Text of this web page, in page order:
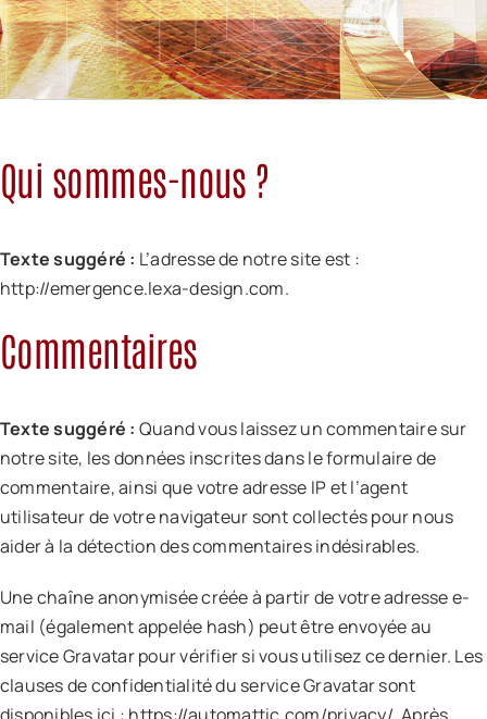
Qui sommes-nous ?
Texte suggéré : L’adresse de notre site est :
http://emergence.lexa-design.com.
Commentaires
Texte suggéré : Quand vous laissez un commentaire sur
notre site, les données inscrites dans le formulaire de
commentaire, ainsi que votre adresse IP et l’agent
utilisateur de votre navigateur sont collectés pour nous
aider à la détection des commentaires indésirables.
Une chaîne anonymisée créée à partir de votre adresse e-
mail (également appelée hash) peut être envoyée au
service Gravatar pour vérifier si vous utilisez ce dernier. Les
clauses de confidentialité du service Gravatar sont